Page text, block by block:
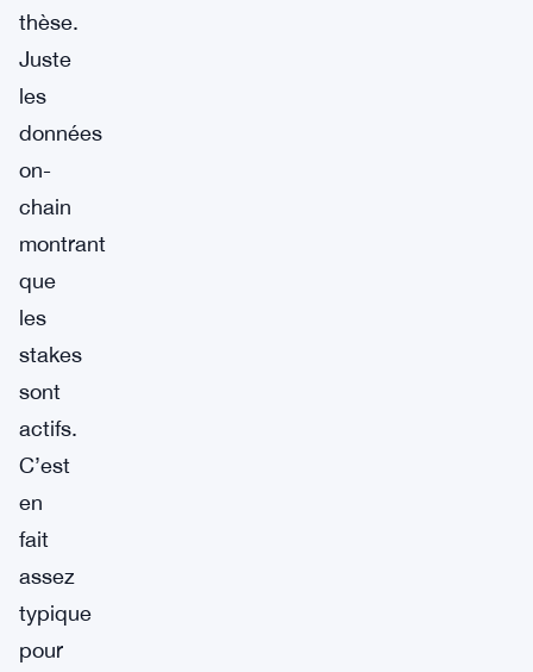
thèse.
Juste
les
données
on-
chain
montrant
que
les
stakes
sont
actifs.
C’est
en
fait
assez
typique
pour